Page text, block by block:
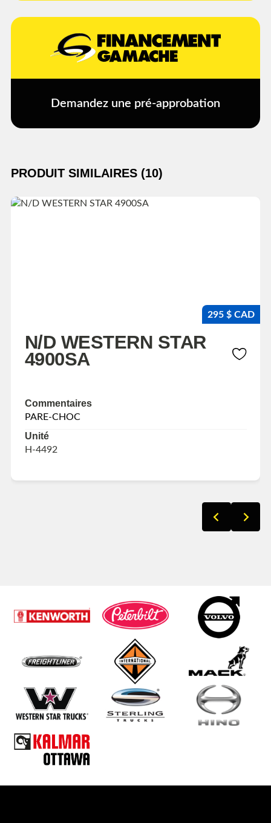
Demandez une pré-approbation
PRODUIT SIMILAIRES (10)
295 $ CAD
N/D WESTERN STAR
4900SA
Commentaires
PARE-CHOC
Unité
H-4492